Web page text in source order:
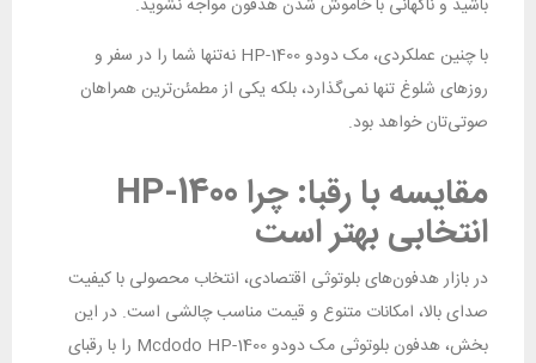
باشید و ناگهانی با خاموش شدن هدفون مواجه نشوید.
با چنین عملکردی، مک دودو HP-1400 نه‌تنها شما را در سفر و
روزهای شلوغ تنها نمی‌گذارد، بلکه یکی از مطمئن‌ترین همراهان
صوتی‌تان خواهد بود.
مقایسه با رقبا: چرا HP-1400
انتخابی بهتر است
در بازار هدفون‌های بلوتوثی اقتصادی، انتخاب محصولی با کیفیت
صدای بالا، امکانات متنوع و قیمت مناسب چالشی است. در این
بخش، هدفون بلوتوثی مک دودو Mcdodo HP-1400 را با رقبای